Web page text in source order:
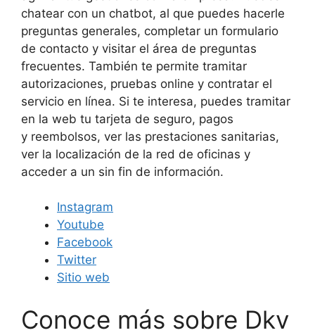
chatear con un chatbot, al que puedes hacerle
preguntas generales, completar un formulario
de contacto y visitar el área de preguntas
frecuentes. También te permite tramitar
autorizaciones, pruebas online y contratar el
servicio en línea. Si te interesa, puedes tramitar
en la web tu tarjeta de seguro, pagos
y reembolsos, ver las prestaciones sanitarias,
ver la localización de la red de oficinas y
acceder a un sin fin de información.
Instagram
Youtube
Facebook
Twitter
Sitio web
Conoce más sobre Dkv